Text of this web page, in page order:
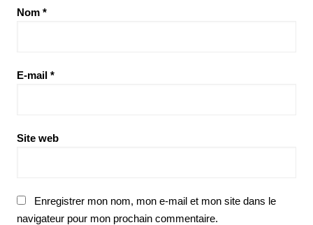
Nom *
E-mail *
Site web
Enregistrer mon nom, mon e-mail et mon site dans le
navigateur pour mon prochain commentaire.